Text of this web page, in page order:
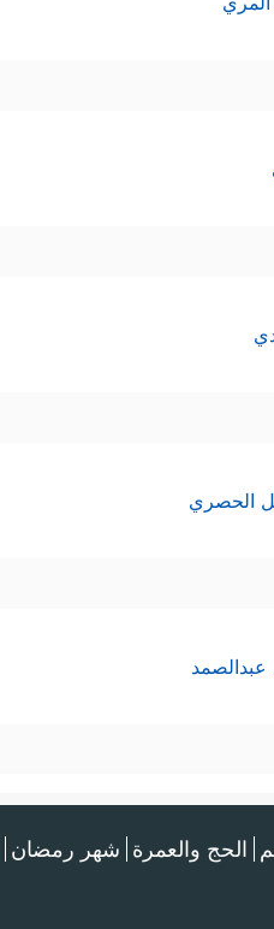
الحصري
عبدالصمد
الحج والعمرة شهر رمضان